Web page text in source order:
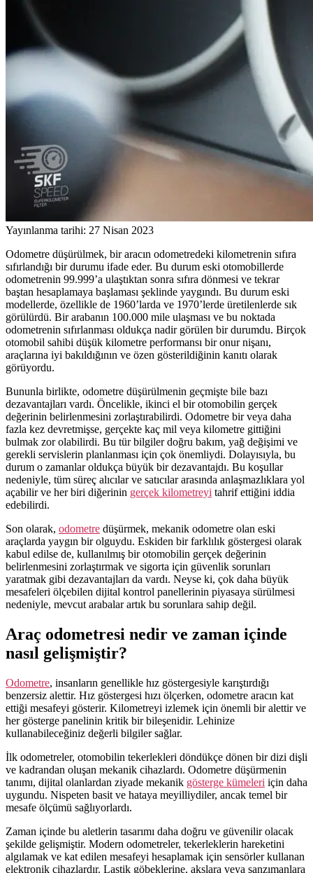
Yayınlanma tarihi: 27 Nisan 2023
Odometre düşürülmek, bir aracın odometredeki kilometrenin sıfıra
sıfırlandığı bir durumu ifade eder. Bu durum eski otomobillerde
odometrenin 99.999’a ulaştıktan sonra sıfıra dönmesi ve tekrar
baştan hesaplamaya başlaması şeklinde yaygındı. Bu durum eski
modellerde, özellikle de 1960’larda ve 1970’lerde üretilenlerde sık
görülürdü. Bir arabanın 100.000 mile ulaşması ve bu noktada
odometrenin sıfırlanması oldukça nadir görülen bir durumdu. Birçok
otomobil sahibi düşük kilometre performansı bir onur nişanı,
araçlarına iyi bakıldığının ve özen gösterildiğinin kanıtı olarak
görüyordu.
Bununla birlikte, odometre düşürülmenin geçmişte bile bazı
dezavantajları vardı. Öncelikle, ikinci el bir otomobilin gerçek
değerinin belirlenmesini zorlaştırabilirdi. Odometre bir veya daha
fazla kez devretmişse, gerçekte kaç mil veya kilometre gittiğini
bulmak zor olabilirdi. Bu tür bilgiler doğru bakım, yağ değişimi ve
gerekli servislerin planlanması için çok önemliydi. Dolayısıyla, bu
durum o zamanlar oldukça büyük bir dezavantajdı. Bu koşullar
nedeniyle, tüm süreç alıcılar ve satıcılar arasında anlaşmazlıklara yol
açabilir ve her biri diğerinin gerçek kilometreyi tahrif ettiğini iddia
edebilirdi.
Son olarak, odometre düşürmek, mekanik odometre olan eski
araçlarda yaygın bir olguydu. Eskiden bir farklılık göstergesi olarak
kabul edilse de, kullanılmış bir otomobilin gerçek değerinin
belirlenmesini zorlaştırmak ve sigorta için güvenlik sorunları
yaratmak gibi dezavantajları da vardı. Neyse ki, çok daha büyük
mesafeleri ölçebilen dijital kontrol panellerinin piyasaya sürülmesi
nedeniyle, mevcut arabalar artık bu sorunlara sahip değil.
Araç odometresi nedir ve zaman içinde
nasıl gelişmiştir?
Odometre, insanların genellikle hız göstergesiyle karıştırdığı
benzersiz alettir. Hız göstergesi hızı ölçerken, odometre aracın kat
ettiği mesafeyi gösterir. Kilometreyi izlemek için önemli bir alettir ve
her gösterge panelinin kritik bir bileşenidir. Lehinize
kullanabileceğiniz değerli bilgiler sağlar.
İlk odometreler, otomobilin tekerlekleri döndükçe dönen bir dizi dişli
ve kadrandan oluşan mekanik cihazlardı. Odometre düşürmenin
tanımı, dijital olanlardan ziyade mekanik gösterge kümeleri için daha
uygundu. Nispeten basit ve hataya meyilliydiler, ancak temel bir
mesafe ölçümü sağlıyorlardı.
Zaman içinde bu aletlerin tasarımı daha doğru ve güvenilir olacak
şekilde gelişmiştir. Modern odometreler, tekerleklerin hareketini
algılamak ve kat edilen mesafeyi hesaplamak için sensörler kullanan
elektronik cihazlardır. Lastik göbeklerine, akslara veya şanzımanlara